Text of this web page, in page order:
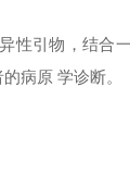
性引物，结合
病原 学诊断。